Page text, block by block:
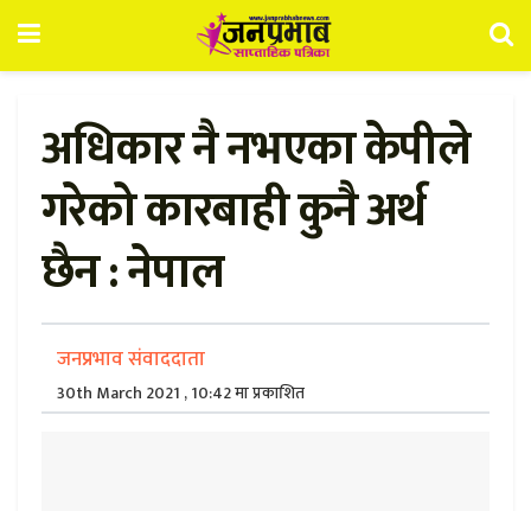
अधिकार नै नभएका केपीले
गरेको कारबाही कुनै अर्थ
छैन : नेपाल
जनप्रभाव संवाददाता
30th March 2021 , 10:42 मा प्रकाशित